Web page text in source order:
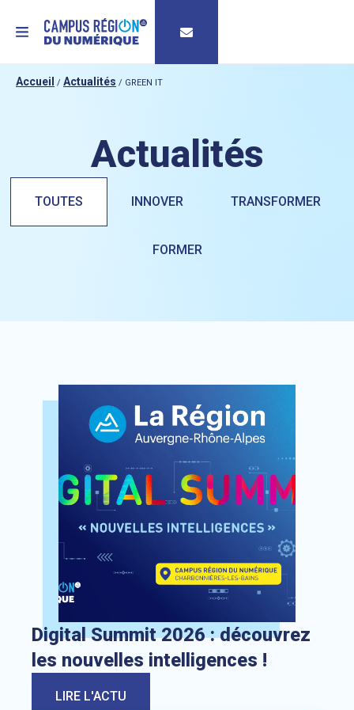
MENU
Accueil / Actualités / GREEN IT
Actualités
TOUTES INNOVER TRANSFORMER
FORMER
Digital Summit 2026 : découvrez
les nouvelles intelligences !
LIRE L'ACTU